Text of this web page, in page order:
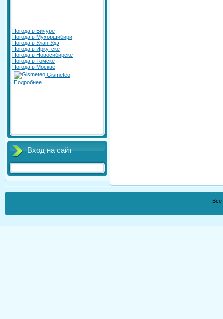
Погода в Бичуре
Погода в Мухоршибири
Погода в Улан-Удэ
Погода в Иркутске
Погода в Новосибирске
Погода в Томске
Погода в Москве
Gismeteo
Подробнее
Вход на сайт